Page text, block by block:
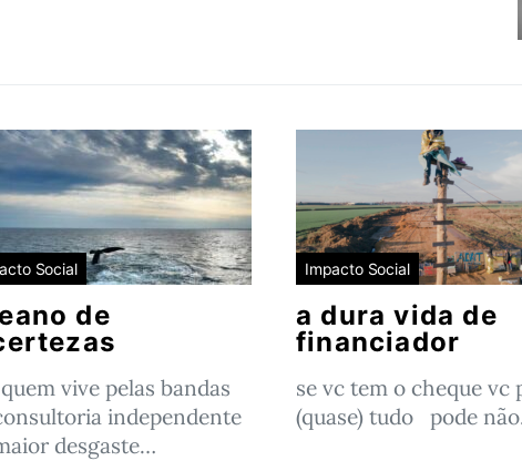
Social
de
vive pelas bandas
independente
desgaste…
Impacto Social
a dura vida de
financiador
se vc tem o cheque vc
(quase) tudo pode